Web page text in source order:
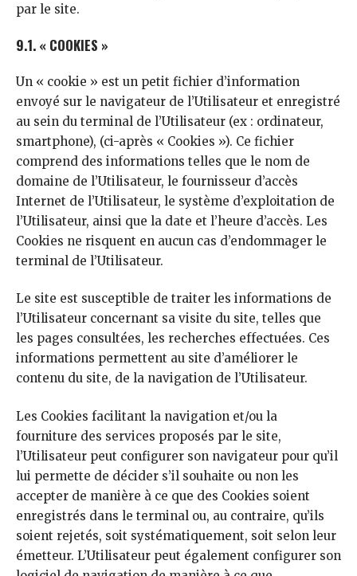
par le site.
9.1. « COOKIES »
Un « cookie » est un petit fichier d’information
envoyé sur le navigateur de l’Utilisateur et enregistré
au sein du terminal de l’Utilisateur (ex : ordinateur,
smartphone), (ci-après « Cookies »). Ce fichier
comprend des informations telles que le nom de
domaine de l’Utilisateur, le fournisseur d’accès
Internet de l’Utilisateur, le système d’exploitation de
l’Utilisateur, ainsi que la date et l’heure d’accès. Les
Cookies ne risquent en aucun cas d’endommager le
terminal de l’Utilisateur.
Le site est susceptible de traiter les informations de
l’Utilisateur concernant sa visite du site, telles que
les pages consultées, les recherches effectuées. Ces
informations permettent au site d’améliorer le
contenu du site, de la navigation de l’Utilisateur.
Les Cookies facilitant la navigation et/ou la
fourniture des services proposés par le site,
l’Utilisateur peut configurer son navigateur pour qu’il
lui permette de décider s’il souhaite ou non les
accepter de manière à ce que des Cookies soient
enregistrés dans le terminal ou, au contraire, qu’ils
soient rejetés, soit systématiquement, soit selon leur
émetteur. L’Utilisateur peut également configurer son